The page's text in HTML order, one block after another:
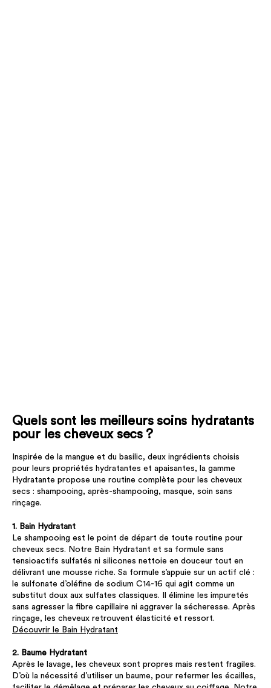
Quels sont les meilleurs soins hydratants
pour les cheveux secs ?
Inspirée de la mangue et du basilic, deux ingrédients choisis
pour leurs propriétés hydratantes et apaisantes, la gamme
Hydratante propose une routine complète pour les cheveux
secs : shampooing, après-shampooing, masque, soin sans
rinçage.
1. Bain Hydratant
Le shampooing est le point de départ de toute routine pour
cheveux secs. Notre Bain Hydratant et sa formule sans
tensioactifs sulfatés ni silicones nettoie en douceur tout en
délivrant une mousse riche. Sa formule s’appuie sur un actif clé :
le sulfonate d’oléfine de sodium C14-16 qui agit comme un
substitut doux aux sulfates classiques. Il élimine les impuretés
sans agresser la fibre capillaire ni aggraver la sécheresse. Après
rinçage, les cheveux retrouvent élasticité et ressort.
Découvrir le Bain Hydratant
2. Baume Hydratant
Après le lavage, les cheveux sont propres mais restent fragiles.
D’où la nécessité d’utiliser un baume, pour refermer les écailles,